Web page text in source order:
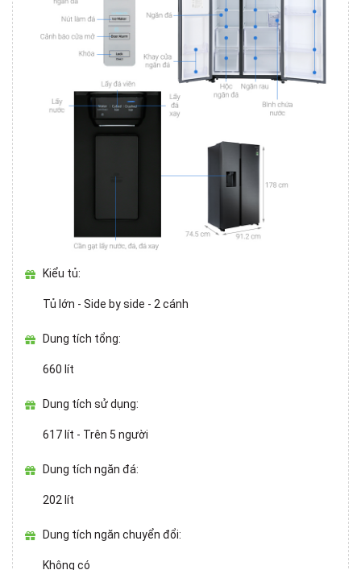
Kiểu tủ:
Tủ lớn - Side by side - 2 cánh
Dung tích tổng:
660 lít
Dung tích sử dụng:
617 lít - Trên 5 người
Dung tích ngăn đá:
202 lít
Dung tích ngăn chuyển đổi:
Không có